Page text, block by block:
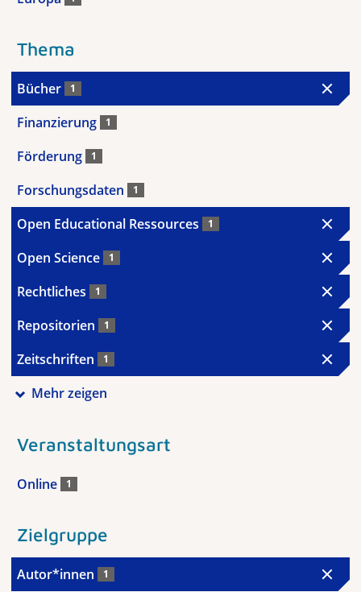
Thema
Bücher 1
Finanzierung 1
Förderung 1
Forschungsdaten 1
Open Educational Ressources 1
Open Science 1
Rechtliches 1
Repositorien 1
Zeitschriften 1
Mehr zeigen
Veranstaltungsart
Online 1
Zielgruppe
Autor*innen 1